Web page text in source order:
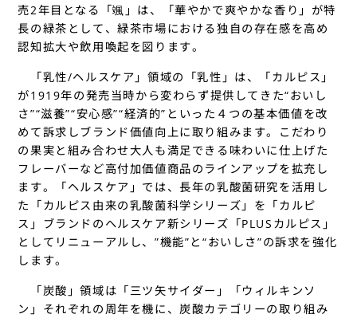
売2年目となる「颯」は、「華やかで爽やかな香り」が特
長の緑茶として、緑茶市場における独自の存在感を高め
認知拡大や飲用喚起を図ります。
「乳性/ヘルスケア」領域の「乳性」は、「カルピス」
が1919年の発売当時から変わらず提供してきた“おいし
さ”“滋養”“安心感”“経済的”といった４つの基本価値を改
めて訴求しブランド価値向上に取り組みます。こだわり
の果実と組み合わせ大人も満足できる味わいに仕上げた
フレーバーなど高付加価値商品のラインアップを拡充し
ます。「ヘルスケア」では、長年の乳酸菌研究を活用し
た「カルピス由来の乳酸菌科学シリーズ」を「カルピ
ス」ブランドのヘルスケア新シリーズ「PLUSカルピス」
としてリニューアルし、”機能”と“おいしさ”の訴求を強化
します。
「炭酸」領域は「三ツ矢サイダー」「ウィルキンソ
ン」それぞれの周年を機に、炭酸カテゴリーの取り組み